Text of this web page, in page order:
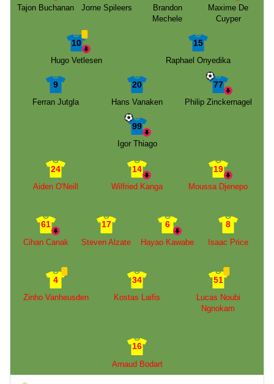
Tajon Buchanan Jorne Spileers
Brandon
Mechele
Maxime De
Cuyper
10
Hugo Vetlesen
15
Raphael Onyedika
9
Ferran Jutgla
20
Hans Vanaken
77
Philip Zinckernagel
99
Igor Thiago
24
Aiden O'Neill
14
Wilfried Kanga
19
Moussa Djenepo
61
Cihan Canak
17
Steven Alzate
6
Hayao Kawabe
8
Isaac Price
4
Zinho Vanheusden
34
Kostas Laifis
51
Lucas Noubi
Ngnokam
16
Arnaud Bodart